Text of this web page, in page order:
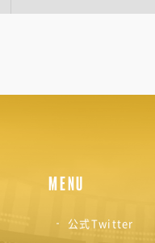
MENU
公式Twitter